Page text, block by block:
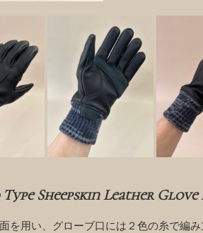
Type Sheepskin Leather Glove
を用い、グローブ口には２色の糸で編み